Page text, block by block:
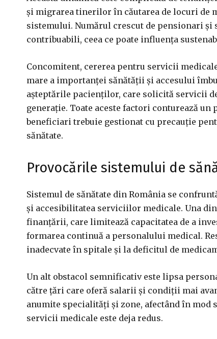
și migrarea tinerilor în căutarea de locuri de
sistemului. Numărul crescut de pensionari și
contribuabili, ceea ce poate influența
Concomitent, cererea pentru servicii
mare a importanței sănătății și accesului
așteptările pacienților, care solicită servicii
generație. Toate aceste factori conturează
beneficiari trebuie gestionat cu precauție
sănătate.
Provocările sistemului de
Sistemul de sănătate din România se
și accesibilitatea serviciilor medicale. Una
finanțării, care limitează capacitatea de a
formarea continuă a personalului medical.
inadecvate în spitale și la deficitul de
Un alt obstacol semnificativ este lipsa
către țări care oferă salarii și condiții mai
anumite specialități și zone, afectând în
servicii medicale este deja redus.